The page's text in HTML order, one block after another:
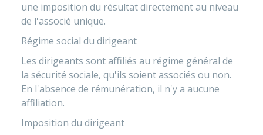
une imposition du résultat directement au niveau
de l'associé unique.
Régime social du dirigeant
Les dirigeants sont affiliés au régime général de
la sécurité sociale, qu'ils soient associés ou non.
En l'absence de rémunération, il n'y a aucune
affiliation.
Imposition du dirigeant